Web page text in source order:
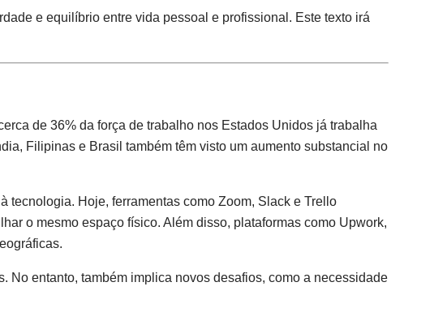
e equilíbrio entre vida pessoal e profissional. Este texto irá
de 36% da força de trabalho nos Estados Unidos já trabalha
Filipinas e Brasil também têm visto um aumento substancial no
tecnologia. Hoje, ferramentas como Zoom, Slack e Trello
o mesmo espaço físico. Além disso, plataformas como Upwork,
No entanto, também implica novos desafios, como a necessidade